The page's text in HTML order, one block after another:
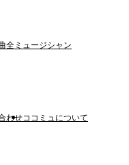
全ミュージシャン
わせココミュについて